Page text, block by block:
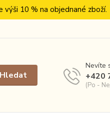
výši 10 % na objednané zboží.
Hledat
Nevíte
+420
(Po -